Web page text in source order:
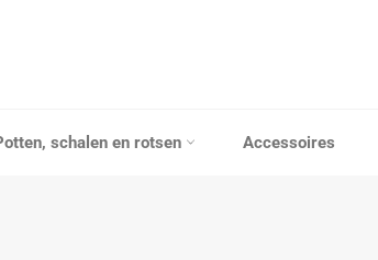
schalen en rotsen Accessoires